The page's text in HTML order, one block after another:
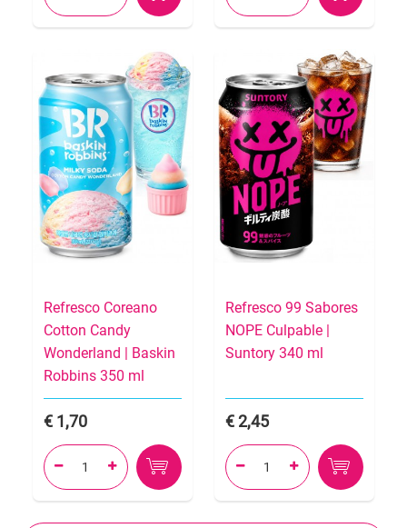
Refresco Coreano
Cotton Candy
Wonderland | Baskin
Robbins 350 ml
1,70
 
Refresco 99 Sabores
NOPE Culpable |
Suntory 340 ml
2,45
 